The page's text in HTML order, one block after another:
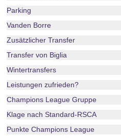
Parking
Vanden Borre
Zusätzlicher Transfer
Transfer von Biglia
Wintertransfers
Leistungen zufrieden?
Champions League Gruppe
Klage nach Standard-RSCA
Punkte Champions League